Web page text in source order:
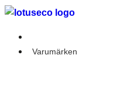
Varumärken